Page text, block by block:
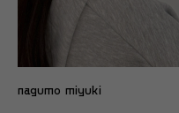
nagumo miyuki